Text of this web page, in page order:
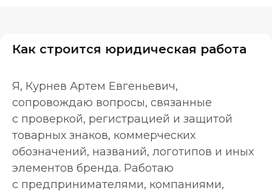
Как строится юридическая работа
Я, Курнев Артем Евгеньевич,
сопровождаю вопросы, связанные
с проверкой, регистрацией и защитой
товарных знаков, коммерческих
обозначений, названий, логотипов и иных
элементов бренда. Работаю
с предпринимателями, компаниями,